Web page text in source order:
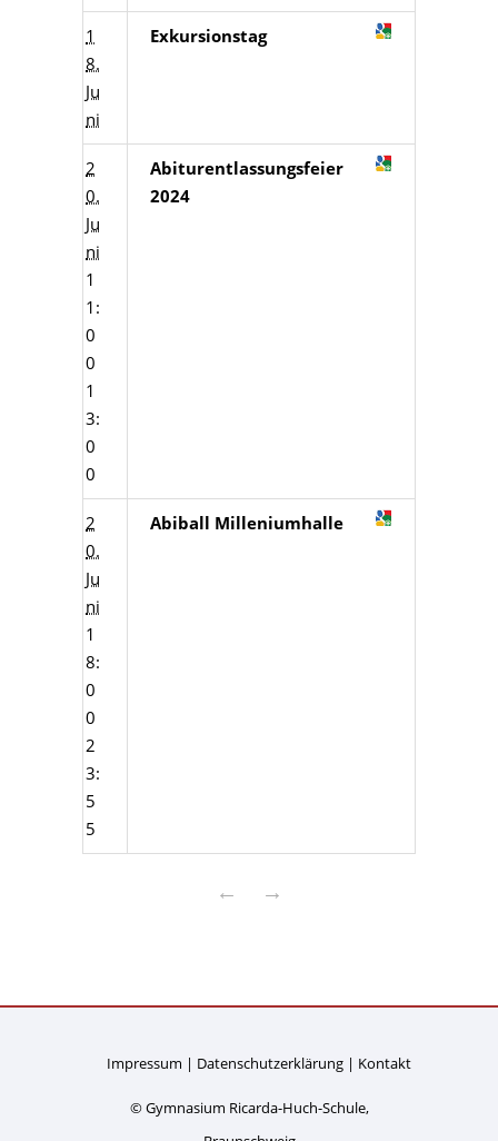
1
8.
Ju
ni
Exkursionstag
2
0.
Ju
ni
1
1:
0
0
1
3:
0
0
Abiturentlassungsfeier
2024
2
0.
Ju
ni
1
8:
0
0
2
3:
5
5
Abiball Milleniumhalle
← →
Impressum Datenschutzerklärung Kontakt
© Gymnasium Ricarda-Huch-Schule,